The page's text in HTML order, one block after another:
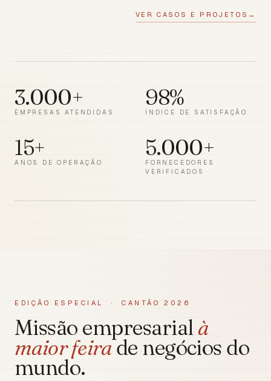
VER CASOS E PROJETOS →
3.000+
EMPRESAS ATENDIDAS
98%
ÍNDICE DE SATISFAÇÃO
15+
ANOS DE OPERAÇÃO
5.000+
FORNECEDORES
VERIFICADOS
EDIÇÃO ESPECIAL · CANTÃO 2026
Missão empresarial à
maior feirade negócios do
mundo.